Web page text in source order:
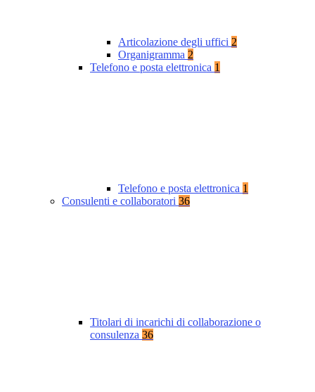
Articolazione degli uffici 2
Organigramma 2
Telefono e posta elettronica 1
Telefono e posta elettronica 1
Consulenti e collaboratori 36
Titolari di incarichi di collaborazione o
consulenza 36